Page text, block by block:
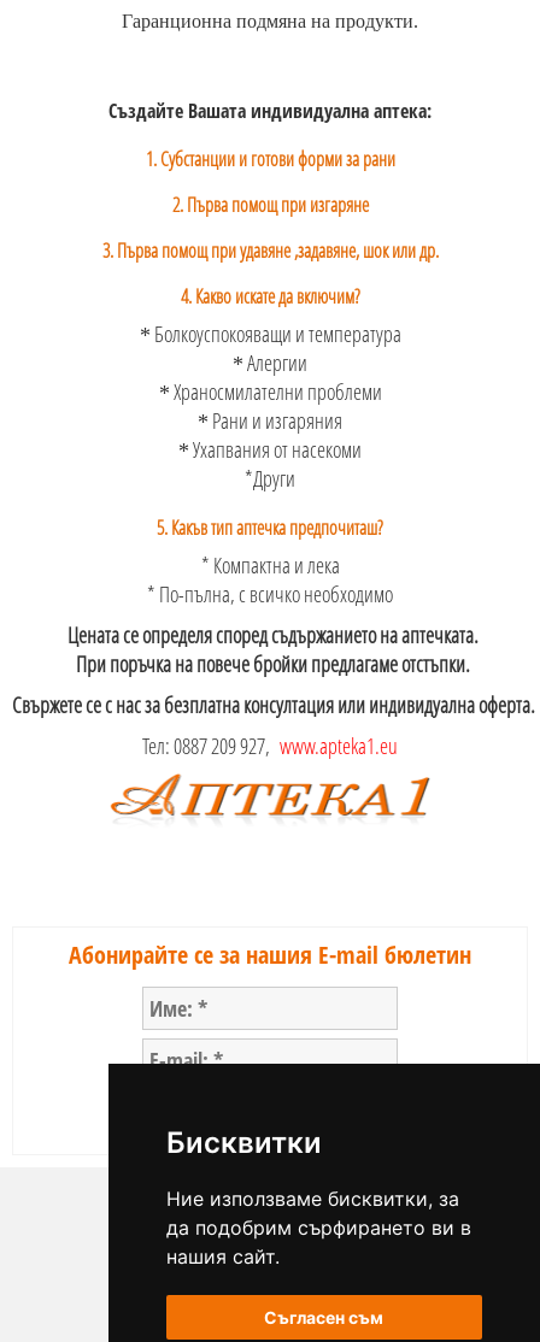
Бисквитки
Ние използваме бисквитки, за
да подобрим сърфирането ви в
нашия сайт.
Съгласен съм
Гаранционна подмяна на продукти.
Създайте Вашата индивидуална аптека:
1. Субстанции и готови форми за рани
2. Първа помощ при изгаряне
3. Първа помощ при удавяне ,задавяне, шок или др.
4. Какво искате да включим?
* Болкоуспокояващи и температура
* Алергии
* Храносмилателни проблеми
* Рани и изгаряния
* Ухапвания от насекоми
*Други
5. Какъв тип аптечка предпочиташ?
* Компактна и лека
* По-пълна, с всичко необходимо
Цената се определя според съдържанието на аптечката.
При поръчка на повече бройки предлагаме отстъпки.
Свържете се с нас за безплатна консултация или индивидуална оферта.
Тел:0887 209 927, www.apteka1.eu
Абонирайте се за нашия E-mail бюлетин
GSM 1:0887 209 927
e-mail:office@apteka1.eu
Аптека Тупси